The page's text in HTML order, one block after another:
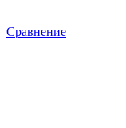
Сравнение